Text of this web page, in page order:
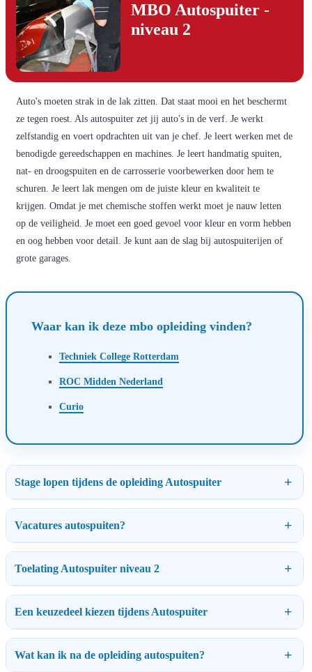
MBO Autospuiter -
niveau 2
Auto's moeten strak in de lak zitten. Dat staat mooi en het beschermt
ze tegen roest. Als autospuiter zet jij auto's in de verf. Je werkt
zelfstandig en voert opdrachten uit van je chef. Je leert werken met de
benodigde gereedschappen en machines. Je leert handmatig spuiten,
nat- en droogspuiten en de carrosserie voorbewerken door hem te
schuren. Je leert lak mengen om de juiste kleur en kwaliteit te
krijgen. Omdat je met chemische stoffen werkt moet je nauw letten
op de veiligheid. Je moet een goed gevoel voor kleur en vorm hebben
en oog hebben voor detail. Je kunt aan de slag bij autospuiterijen of
grote garages.
Waar kan ik deze mbo opleiding vinden?
Techniek College Rotterdam
ROC Midden Nederland
Curio
Stage lopen tijdens de opleiding Autospuiter
Vacatures autospuiten?
Toelating Autospuiter niveau 2
Een keuzedeel kiezen tijdens Autospuiter
Wat kan ik na de opleiding autospuiten?